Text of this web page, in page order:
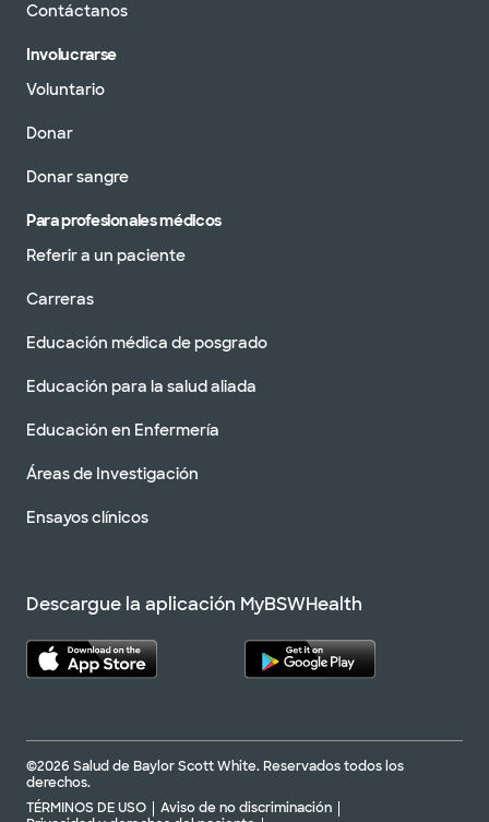
Contáctanos
Involucrarse
Voluntario
Donar
Donar sangre
Para profesionales médicos
Referir a un paciente
Carreras
Educación médica de posgrado
Educación para la salud aliada
Educación en Enfermería
Áreas de Investigación
Ensayos clínicos
Descargue la aplicación MyBSWHealth
©2026 Salud de Baylor Scott White. Reservados todos los
derechos.
TÉRMINOS DE USO
Aviso de no discriminación